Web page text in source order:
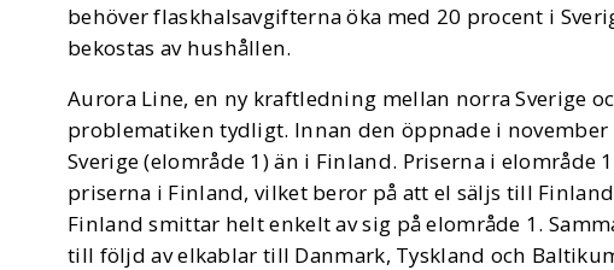
behöver flaskhalsavgifterna öka med 20 procent i
bekostas av hushållen.
Aurora Line, en ny kraftledning mellan norra Sverige
problematiken tydligt. Innan den öppnade i
Sverige (elområde 1) än i Finland. Priserna i
priserna i Finland, vilket beror på att el säljs till
Finland smittar helt enkelt av sig på elområde 1.
till följd av elkablar till Danmark, Tyskland och